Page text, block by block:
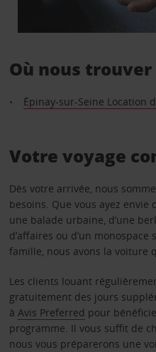
Où nous trouver
Épinay-sur-Seine Location
Votre voyage
Dès votre arrivée, nous
besoins. Que vous ayez envie
une balade urbaine, d’une
d’affaires ou d’un
famille, nous avons la voiture
Les clients louant
gratuitement des jours
à Avis Preferred pour
programme. Il vous suffit de
nous vous préparerons une